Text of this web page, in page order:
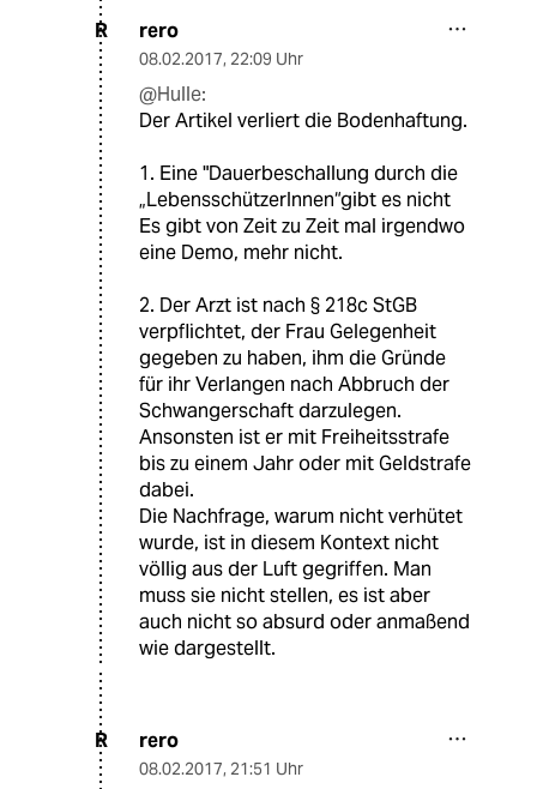
R rero
08.02.2017, 22:09 Uhr
@Hulle:
Der Artikel verliert die Bodenhaftung.
1. Eine "Dauerbeschallung durch die
„LebensschützerInnen“gibt es nicht
Es gibt von Zeit zu Zeit mal irgendwo
eine Demo, mehr nicht.
2. Der Arzt ist nach § 218c StGB
verpflichtet, der Frau Gelegenheit
gegeben zu haben, ihm die Gründe
für ihr Verlangen nach Abbruch der
Schwangerschaft darzulegen.
Ansonsten ist er mit Freiheitsstrafe
bis zu einem Jahr oder mit Geldstrafe
dabei.
Die Nachfrage, warum nicht verhütet
wurde, ist in diesem Kontext nicht
völlig aus der Luft gegriffen. Man
muss sie nicht stellen, es ist aber
auch nicht so absurd oder anmaßend
wie dargestellt.
R rero
08.02.2017, 21:51 Uhr